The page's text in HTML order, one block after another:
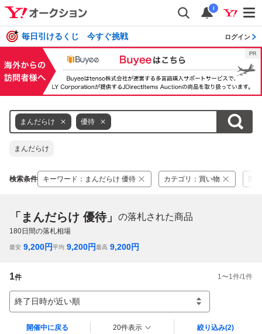
i
毎日引けるくじ 今すぐ挑戦 ログイン
まんだらけ 優待
まんだらけ
検索条件 キーワード ： まんだらけ 優待 カテゴリ ： 買い物 落
「まんだらけ 優待」 の落札された商品
180日間の落札相場
最安 9,200円平均 9,200円最高 9,200円
1件 1 〜1 件/1 件
終了日時が近い順
開催中に戻る 20件表示 絞り込み(2)